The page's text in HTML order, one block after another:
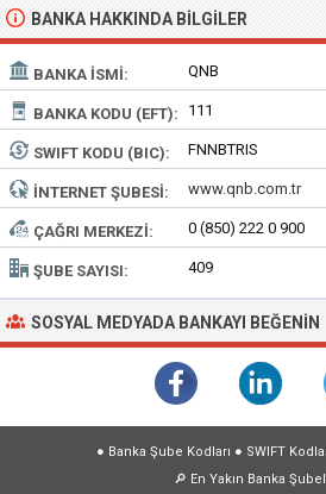
BANKA HAKKINDA BILGILER
BANKA İSMI: QNB
BANKA KODU (EFT): 111
SWIFT KODU (BIC): FNNBTRIS
İNTERNET ŞUBESI: www.qnb.com.tr
ÇAĞRI MERKEZI: 0 (850) 222 0 900
ŞUBE SAYISI: 409
SOSYAL MEDYADA BANKAYI BEĞENIN
● Banka Şube Kodları ● SWIFT
🔎 En Yakın Banka